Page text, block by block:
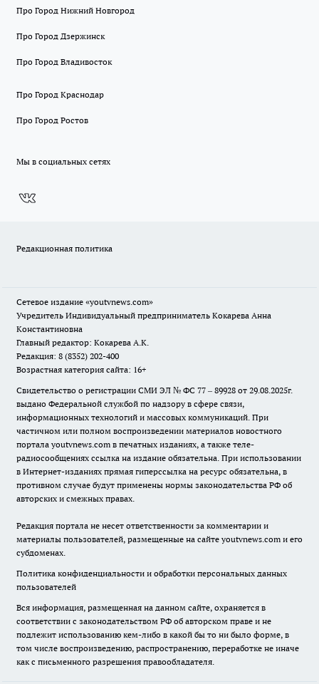
Про Город Нижний Новгород
Про Город Дзержинск
Про Город Владивосток
Про Город Краснодар
Про Город Ростов
Мы в социальных сетях
Редакционная политика
Сетевое издание «youtvnews.com»
Учредитель Индивидуальный предприниматель Кокарева Анна
Константиновна
Главный редактор: Кокарева А.К.
Редакция: 8 (8352) 202-400
Возрастная категория сайта: 16+
Свидетельство о регистрации СМИ ЭЛ № ФС 77 – 89928 от 29.08.2025г.
выдано Федеральной службой по надзору в сфере связи,
информационных технологий и массовых коммуникаций. При
частичном или полном воспроизведении материалов новостного
портала youtvnews.com в печатных изданиях, а также теле-
радиосообщениях ссылка на издание обязательна. При использовании
в Интернет-изданиях прямая гиперссылка на ресурс обязательна, в
противном случае будут применены нормы законодательства РФ об
авторских и смежных правах.
Редакция портала не несет ответственности за комментарии и
материалы пользователей, размещенные на сайте youtvnews.com и его
субдоменах.
Политика конфиденциальности и обработки персональных данных
пользователей
Вся информация, размещенная на данном сайте, охраняется в
соответствии с законодательством РФ об авторском праве и не
подлежит использованию кем-либо в какой бы то ни было форме, в
том числе воспроизведению, распространению, переработке не иначе
как с письменного разрешения правообладателя.